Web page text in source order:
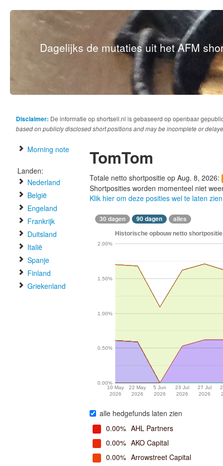
Dagelijks de mutaties uit het AFM
Disclaimer: De informatie op shortsell.nl is gebaseerd op openbaar
based on publicly disclosed short positions and may be incomplete or
Morning note
Landen:
Nederland
België
Engeland
Frankrijk
Duitsland
Italië
Spanje
Finland
Griekenland
TomTom
Totale netto shortpositie op Aug. 8, 2026:
Shortposities worden momenteel niet
Klik hier om deze posities wel te laten zien
30 dagen 90 dagen alles
Historische opbouw netto
10 May
2026
22 May
2026
5 Jun
2026
23 Jul
2026
27 Jul
2026
0.00%
0.50%
1.00%
1.50%
2.00%
alle hedgefunds laten zien
0.00% AHL Partners
0.00% AKO Capital
0.00% Arrowstreet Capital